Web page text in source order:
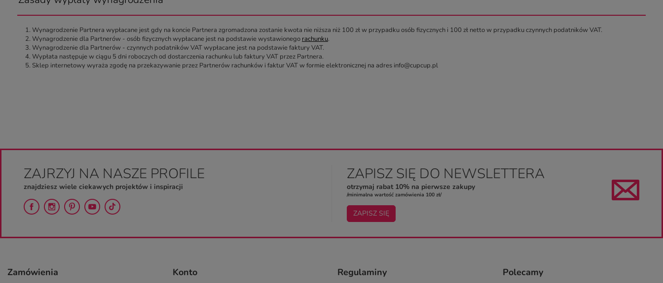
Wynagrodzenie Partnera wypłacane jest gdy na koncie Partnera zgromadzona zostanie kwota nie niższa niż 100 zł w przypadku osób fizycznych i 100 zł netto w przypadku czynnych podatników VAT.
Wynagrodzenie dla Partnerów - osób fizycznych wypłacane jest na podstawie wystawionego rachunku.
Wynagrodzenie dla Partnerów - czynnych podatników VAT wypłacane jest na podstawie faktury VAT.
Wypłata następuje w ciągu 5 dni roboczych od dostarczenia rachunku lub faktury VAT przez Partnera.
Sklep internetowy wyraża zgodę na przekazywanie przez Partnerów rachunków i faktur VAT w formie elektronicznej na adres info@cupcup.pl
ZAJRZYJ NA NASZE PROFILE
znajdziesz wiele ciekawych projektów i inspiracji
ZAPISZ SIĘ DO NEWSLETTERA
otrzymaj rabat 10% na pierwsze zakupy
/minimalna wartość zamówienia 100 zł/
ZAPISZ SIĘ
Zamówienia Konto Regulaminy Polecamy